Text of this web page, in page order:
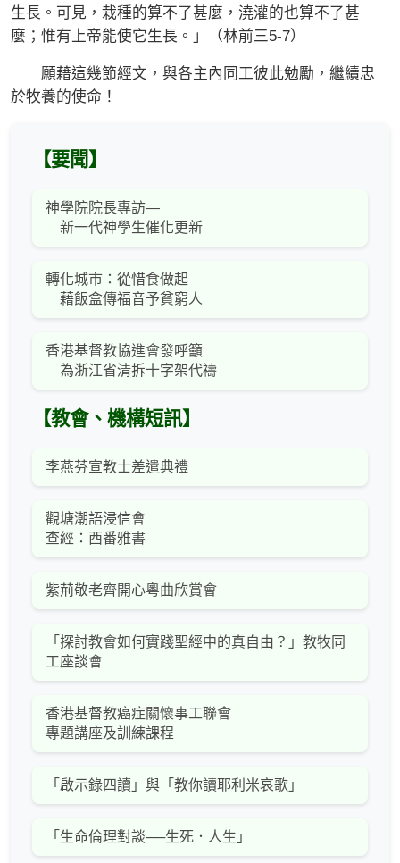
生長。可見，栽種的算不了甚麼，澆灌的也算不了甚
麼；惟有上帝能使它生長。」（林前三5-7）
願藉這幾節經文，與各主內同工彼此勉勵，繼續忠
於牧養的使命！
【要聞】
神學院院長專訪—
新一代神學生催化更新
轉化城市：從惜食做起
藉飯盒傳福音予貧窮人
香港基督教協進會發呼籲
為浙江省清拆十字架代禱
【教會、機構短訊】
李燕芬宣教士差遣典禮
觀塘潮語浸信會
查經：西番雅書
紫荊敬老齊開心粵曲欣賞會
「探討教會如何實踐聖經中的真自由？」教牧同
工座談會
香港基督教癌症關懷事工聯會
專題講座及訓練課程
「啟示錄四讀」與「教你讀耶利米哀歌」
「生命倫理對談──生死．人生」